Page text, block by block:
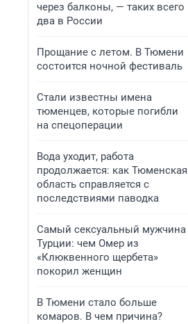
через балконы, — таких всего
два в России
Прощание с летом. В Тюмени
состоится ночной фестиваль
Стали известны имена
тюменцев, которые погибли
на спецоперации
Вода уходит, работа
продолжается: как Тюменская
область справляется с
последствиями паводка
Самый сексуальный мужчина
Турции: чем Омер из
«Клюквенного щербета»
покорил женщин
В Тюмени стало больше
комаров. В чем причина?